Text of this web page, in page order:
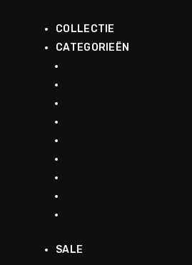
COLLECTIE
CATEGORIEËN
SALE